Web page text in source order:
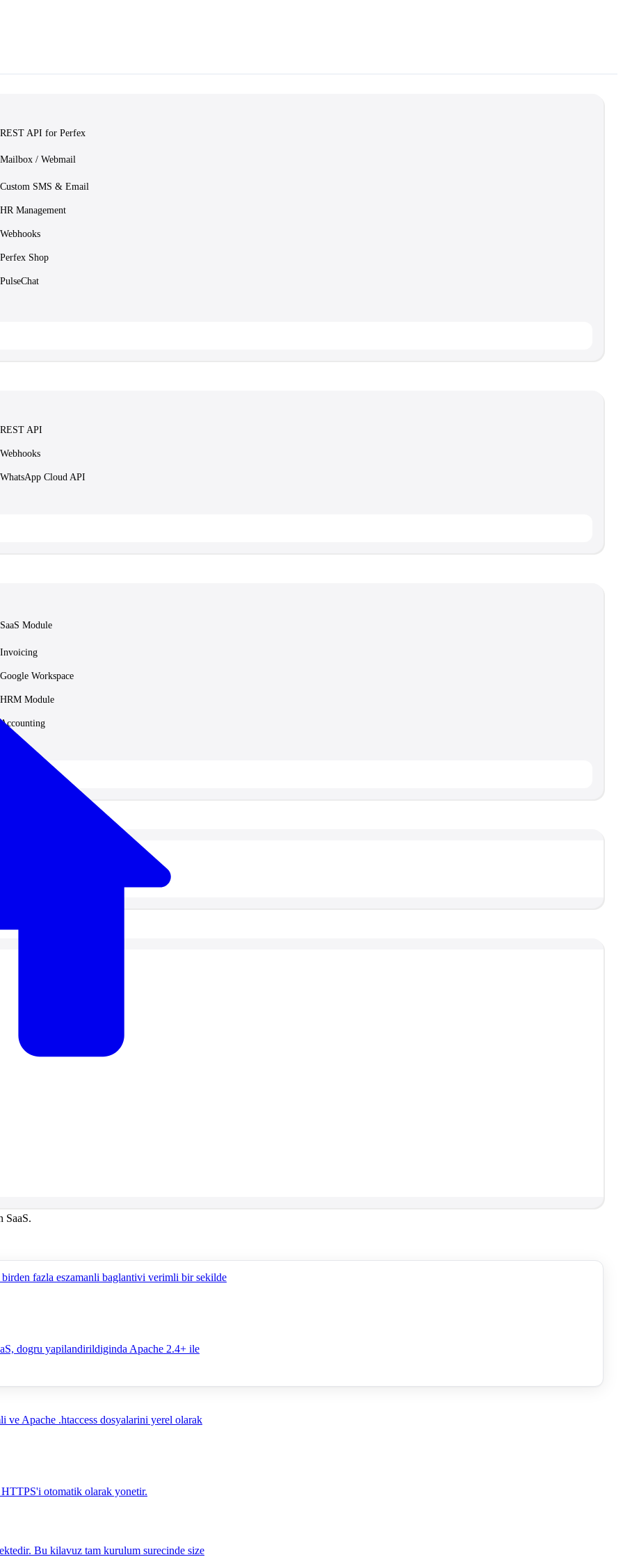
REST API for Perfex
Mailbox / Webmail
Custom SMS & Email
HR Management
Webhooks
Perfex Shop
PulseChat
REST API
Webhooks
WhatsApp Cloud API
SaaS Module
Invoicing
Google Workspace
HRM Module
Accounting
SaaS.
fazla eszamanli baglantivi verimli bir sekilde
dogru yapilandirildiginda Apache 2.4+ ile
Apache .htaccess dosyalarini yerel olarak
otomatik olarak yonetir.
Bu kilavuz tam kurulum surecinde size